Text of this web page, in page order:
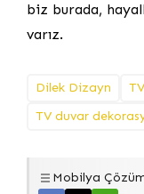
biz burada,
varız.
Dilek Dizayn
TV duvar
Mobilya